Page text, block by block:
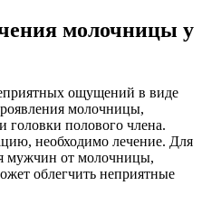
молочницы у
ощущений в виде
молочницы,
головки полового члена.
необходимо лечение. Для
мужчин от молочницы,
облегчить неприятные